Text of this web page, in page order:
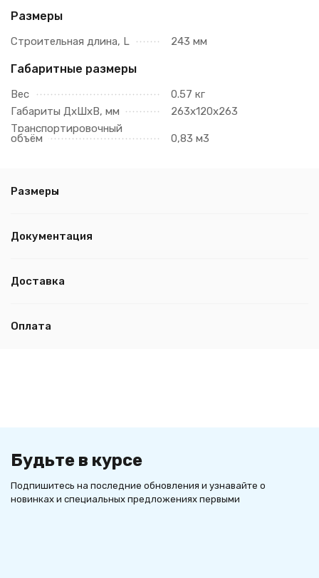
Размеры
Строительная длина, L 243 мм
Габаритные размеры
Вес
0.57 кг
Габариты ДхШхВ, мм
263х120х263
Транспортировочный
объём 0,83 м3
Размеры
Документация
Доставка
Оплата
Будьте в курсе
Подпишитесь на последние обновления и узнавайте о
новинках и специальных предложениях первыми